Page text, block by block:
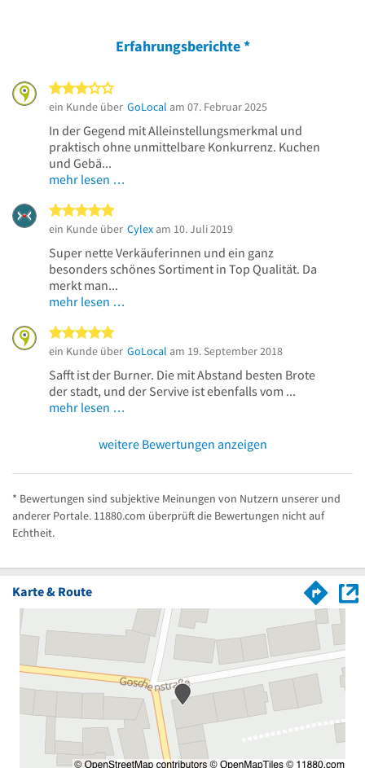
Erfahrungsberichte*
ein Kunde über GoLocal am 07. Februar 2025
In der Gegend mit Alleinstellungsmerkmal und
praktisch ohne unmittelbare Konkurrenz. Kuchen
und Gebä...
mehr lesen …
ein Kunde über Cylex am 10. Juli 2019
Super nette Verkäuferinnen und ein ganz
besonders schönes Sortiment in Top Qualität. Da
merkt man...
mehr lesen …
ein Kunde über GoLocal am 19. September 2018
Safft ist der Burner. Die mit Abstand besten Brote
der stadt, und der Servive ist ebenfalls vom ...
mehr lesen …
weitere Bewertungen anzeigen
* Bewertungen sind subjektive Meinungen von Nutzern unserer und
anderer Portale. 11880.com überprüft die Bewertungen nicht auf
Echtheit.
Karte & Route